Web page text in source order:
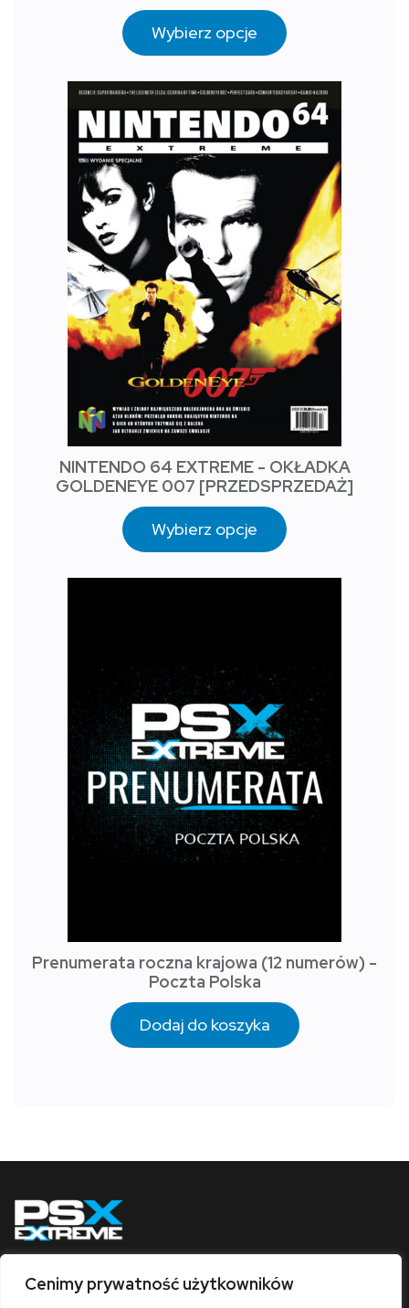
Cenimy prywatność użytkowników
Wybierz opcje
NINTENDO 64 EXTREME - OKŁADKA
GOLDENEYE 007 [PRZEDSPRZEDAŻ]
Wybierz opcje
Prenumerata roczna krajowa (12 numerów) -
Poczta Polska
Dodaj do koszyka
Obserwuj nas